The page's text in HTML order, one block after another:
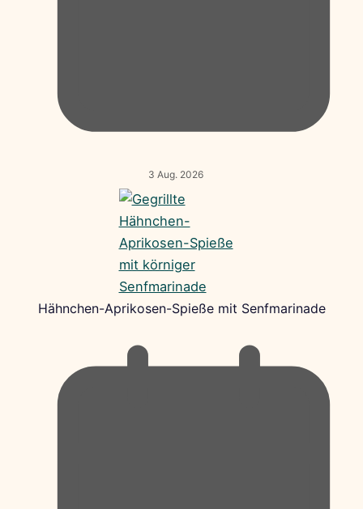
3 Aug. 2026
Hähnchen-Aprikosen-Spieße mit Senfmarinade